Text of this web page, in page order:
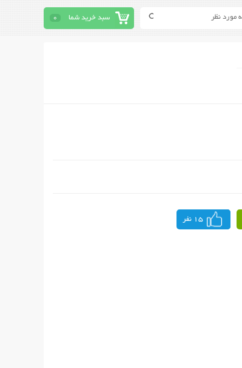
سبد خرید شما 0
15 نفر